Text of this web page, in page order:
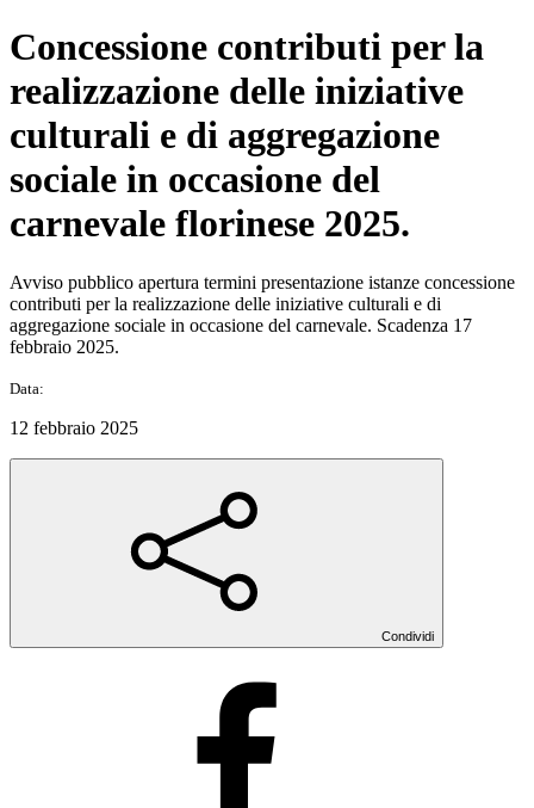
Concessione contributi per la
realizzazione delle iniziative
culturali e di aggregazione
sociale in occasione del
carnevale florinese 2025.
Avviso pubblico apertura termini presentazione istanze concessione
contributi per la realizzazione delle iniziative culturali e di
aggregazione sociale in occasione del carnevale. Scadenza 17
febbraio 2025.
Data:
12 febbraio 2025
Condividi